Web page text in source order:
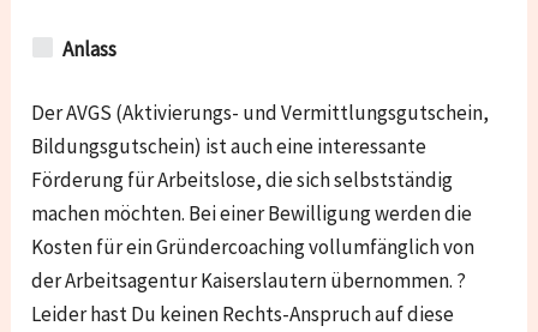
Anlass
Der AVGS (Aktivierungs- und Vermittlungsgutschein,
Bildungsgutschein) ist auch eine interessante
Förderung für Arbeitslose, die sich selbstständig
machen möchten. Bei einer Bewilligung werden die
Kosten für ein Gründercoaching vollumfänglich von
der Arbeitsagentur Kaiserslautern übernommen. ?
Leider hast Du keinen Rechts-Anspruch auf diese